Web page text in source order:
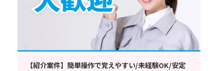
【紹介案件】簡単操作で覚えやすい/未経験OK/安定